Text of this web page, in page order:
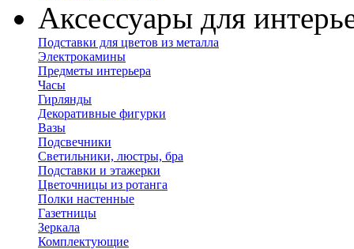
Аксессуары для
Подставки для цветов из металла
Электрокамины
Предметы интерьера
Часы
Гирлянды
Декоративные фигурки
Вазы
Подсвечники
Светильники, люстры, бра
Подставки и этажерки
Цветочницы из ротанга
Полки настенные
Газетницы
Зеркала
Комплектующие